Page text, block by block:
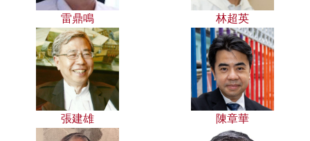
雷鼎鳴 林超英
張建雄 陳章華